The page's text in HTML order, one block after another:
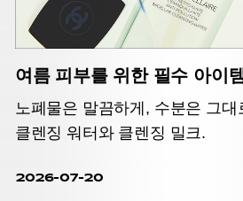
여름 피부를 위한 필수 아이
노폐물은 말끔하게, 수분은 그
클렌징 워터와 클렌징 밀크.
2026-07-20